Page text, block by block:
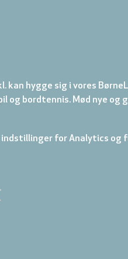
kan hygge sig i vores
og bordtennis. Mød nye og
indstillinger for Analytics og